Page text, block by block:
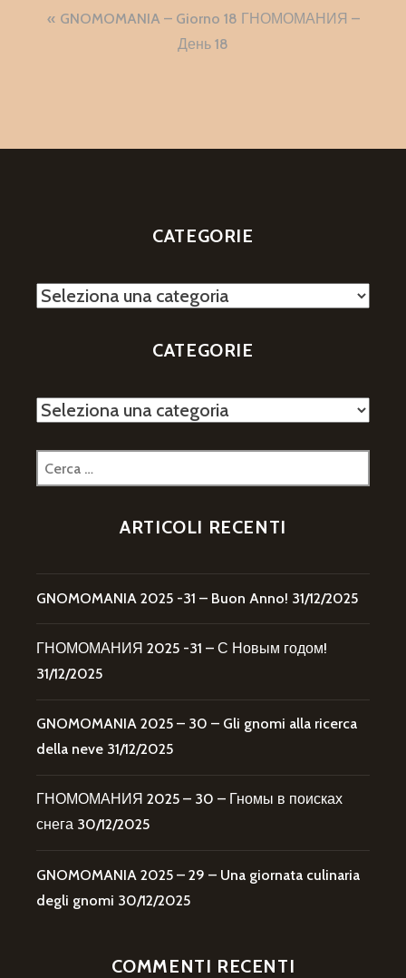
Navigazione
GNOMOMANIA – Giorno 18 ГНОМОМАНИЯ –
День 18
CATEGORIE
Categorie
CATEGORIE
Categorie
Ricerca
per:
ARTICOLI RECENTI
GNOMOMANIA 2025 -31 – Buon Anno! 31/12/2025
ГНОМОМАНИЯ 2025 -31 – С Новым годом!
31/12/2025
GNOMOMANIA 2025 – 30 – Gli gnomi alla ricerca
della neve 31/12/2025
ГНОМОМАНИЯ 2025 – 30 – Гномы в поисках
снега 30/12/2025
GNOMOMANIA 2025 – 29 – Una giornata culinaria
degli gnomi 30/12/2025
COMMENTI RECENTI